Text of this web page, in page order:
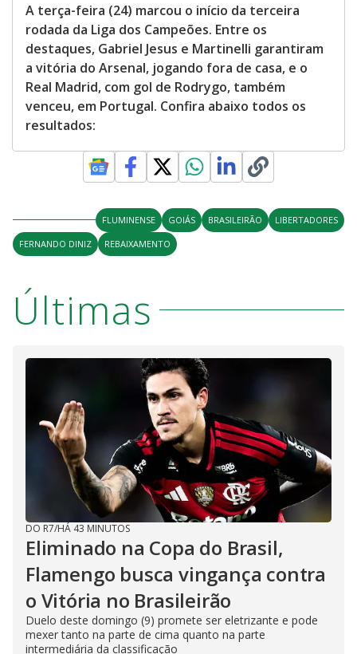
A terça-feira (24) marcou o início da terceira
rodada da Liga dos Campeões. Entre os
destaques, Gabriel Jesus e Martinelli garantiram
a vitória do Arsenal, jogando fora de casa, e o
Real Madrid, com gol de Rodrygo, também
venceu, em Portugal. Confira abaixo todos os
resultados:
FLUMINENSE GOIÁS BRASILEIRÃO
LIBERTADORES
FERNANDO DINIZ
REBAIXAMENTO
Últimas
DO R7/HÁ 43 MINUTOS
Eliminado na Copa do Brasil,
Flamengo busca vingança contra
o Vitória no Brasileirão
Duelo deste domingo (9) promete ser eletrizante e pode
mexer tanto na parte de cima quanto na parte
intermediária da classificação